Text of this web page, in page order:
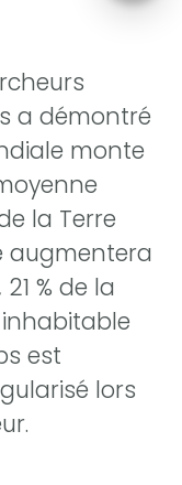
a démontré
monte
la Terre
augmentera
% de la
est
lors